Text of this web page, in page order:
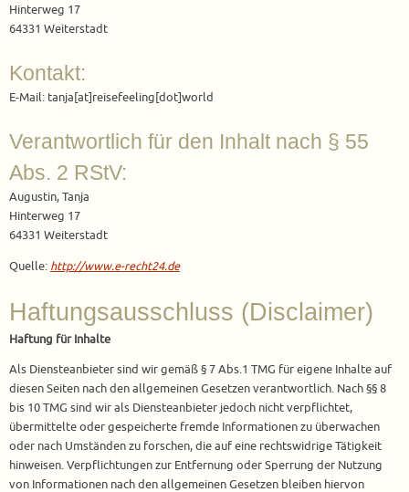
Hinterweg 17
64331 Weiterstadt
Kontakt:
E-Mail: tanja[at]reisefeeling[dot]world
Verantwortlich für den Inhalt nach § 55
Abs. 2 RStV:
Augustin, Tanja
Hinterweg 17
64331 Weiterstadt
Quelle: http://www.e-recht24.de
Haftungsausschluss (Disclaimer)
Haftung für Inhalte
Als Diensteanbieter sind wir gemäß § 7 Abs.1 TMG für eigene Inhalte auf
diesen Seiten nach den allgemeinen Gesetzen verantwortlich. Nach §§ 8
bis 10 TMG sind wir als Diensteanbieter jedoch nicht verpflichtet,
übermittelte oder gespeicherte fremde Informationen zu überwachen
oder nach Umständen zu forschen, die auf eine rechtswidrige Tätigkeit
hinweisen. Verpflichtungen zur Entfernung oder Sperrung der Nutzung
von Informationen nach den allgemeinen Gesetzen bleiben hiervon